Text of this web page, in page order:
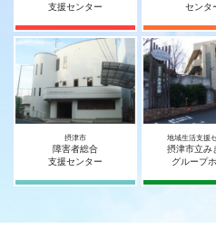
支援センター
センタ
摂津市
障害者総合
支援センター
地域生活支援
摂津市立み
グループ